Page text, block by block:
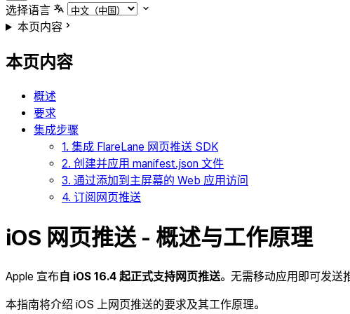
选择语言
本页内容
本页内容
概述
要求
集成步骤
1. 集成 FlareLane 网页推送 SDK
2. 创建并应用 manifest.json 文件
3. 通过添加到主屏幕的 Web 应用访问
4. 订阅网页推送
iOS 网页推送 - 概述与工作原理
Apple 宣布自 iOS 16.4 起正式支持网页推送。无需移动应用即可发送
本指南将介绍 iOS 上网页推送的要求及其工作原理。